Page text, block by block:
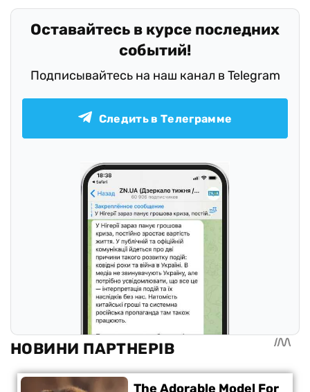
Оставайтесь в курсе последних
событий!
Подписывайтесь на наш канал в Telegram
Следить в Телеграмме